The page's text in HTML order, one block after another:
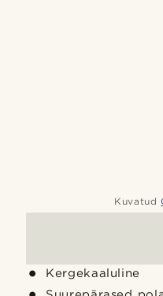
Kuvatud
Kergekaaluline